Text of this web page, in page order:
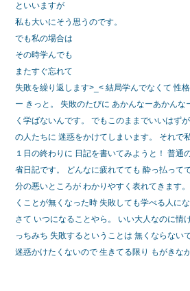
といいますが
私も大いにそう思うのです。
でも私の場合は
その時学んでも
またすぐ忘れて
失敗を繰り返します>_< 結局学んでなくて 性
ー きっと。 失敗のたびに あかんなーあかんな
く学ばないんです。 でもこのままでいいはず
の人たちに 迷惑をかけてしまいます。 それで
１日の終わりに 日記を書いてみようと！ 普通
省日記です。 どんなに疲れてても 酔っ払って
分の悪いところが わかりやすく表れてきます
くことが無くなった時 失敗しても学べる人に
さて いつになることやら。 いい大人なのに情
っちみち 失敗するということは 無くならない
迷惑かけたくないので 生きてる限り もがきな